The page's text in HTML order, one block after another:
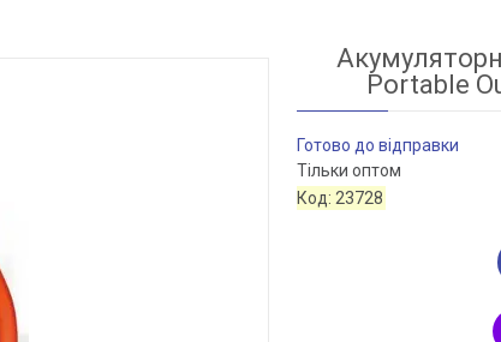
Portable
Готово до відправки
Тільки оптом
Код: 23728